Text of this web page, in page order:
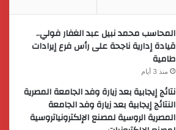
المحاسب محمد نبيل عبد الغفار فولي..
قيادة إدارية ناجحة على رأس فرع إيرادات
طامية
منذ 3 أيام
نتائج إيجابية بعد زيارة وفد الجامعة المصرية
النتائج إيجابية بعد زيارة وفد الجامعة
المصرية الروسية لمصنع الإلكترونياتروسية